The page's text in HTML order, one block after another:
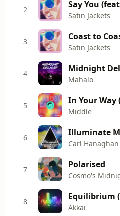
2
Satin Jackets
3
Satin Jackets
4 Midnight
Mahalo
5 In Your Way
Middle
6
Carl Hanaghan
7 Polarised
Cosmo's
8
Akkai